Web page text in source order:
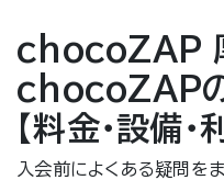
chocoZAP
chocoZAPの
【料金・設備・
入会前によくある疑問をま